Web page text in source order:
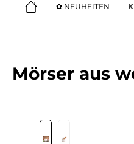
✿ NEUHEITEN
Mörser aus
Bildergalerie überspringen